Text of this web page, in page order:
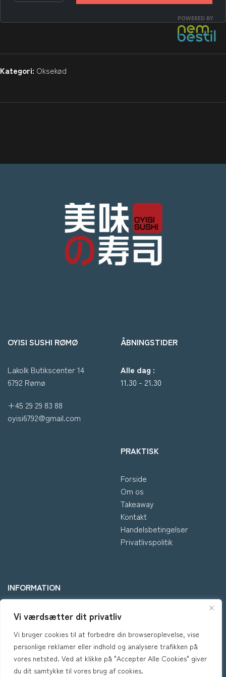
Vi værdsætter dit privatliv
Vi bruger cookies til at forbedre din browseroplevelse, vise
personlige reklamer eller indhold og analysere trafikken på
vores netsted. Ved at klikke på "Accepter Alle Cookies" giver
du dit samtykke til vores brug af cookies.
Kategori: Oksekød
OYISI SUSHI RØMØ
Lakolk Butikscenter 14
6792 Rømø
+45 29 29 83 88
oyisi6792@gmail.com
ÅBNINGSTIDER
Alle dag :
11.30 - 21.30
PRAKTISK
Forside
Om os
Takeaway
Kontakt
Handelsbetingelser
Privatlivspolitik
INFORMATION
*Kontakt os hvis du har
ingredienser i vores retter.